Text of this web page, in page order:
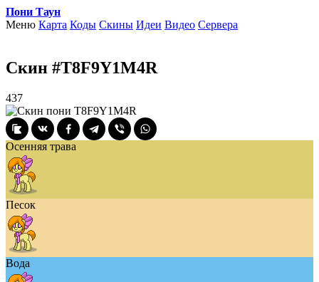
Пони Таун
Меню Карта Коды Скины Идеи Видео Сервера
Скин #T8F9Y1M4R
437
Осенняя трава
Песок
Вода